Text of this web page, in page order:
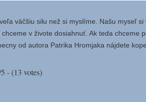
väčšiu silu než si myslíme. Našu myseľ
v živote dosiahnuť. Ak teda chceme
od autora Patrika Hromjaka nájdete
- (13 votes)